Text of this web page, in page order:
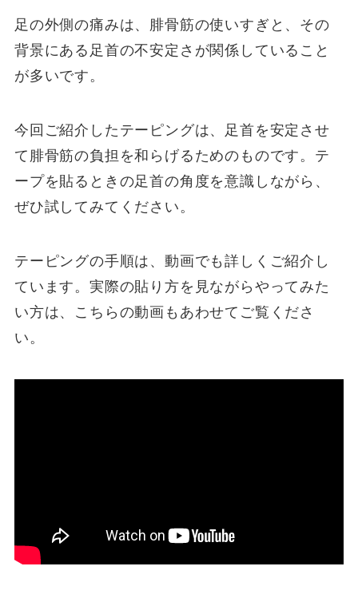
足の外側の痛みは、腓骨筋の使いすぎと、その
背景にある足首の不安定さが関係していること
が多いです。
今回ご紹介したテーピングは、足首を安定させ
て腓骨筋の負担を和らげるためのものです。テ
ープを貼るときの足首の角度を意識しながら、
ぜひ試してみてください。
テーピングの手順は、動画でも詳しくご紹介し
ています。実際の貼り方を見ながらやってみた
い方は、こちらの動画もあわせてご覧くださ
い。